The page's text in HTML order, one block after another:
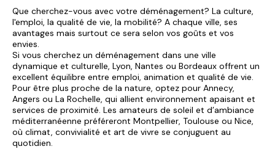
Que cherchez-vous avec votre déménagement? La culture,
l'emploi, la qualité de vie, la mobilité? A chaque ville, ses
avantages mais surtout ce sera selon vos goûts et vos
envies.
Si vous cherchez un déménagement dans une ville
dynamique et culturelle, Lyon, Nantes ou Bordeaux offrent un
excellent équilibre entre emploi, animation et qualité de vie.
Pour être plus proche de la nature, optez pour Annecy,
Angers ou La Rochelle, qui allient environnement apaisant et
services de proximité. Les amateurs de soleil et d’ambiance
méditerranéenne préféreront Montpellier, Toulouse ou Nice,
où climat, convivialité et art de vivre se conjuguent au
quotidien.